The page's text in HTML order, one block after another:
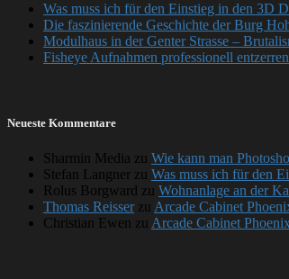
Was muss ich für den Einstieg in den 3D
Die faszinierende Geschichte der Burg
Modulhaus in der Genter Strasse –
Fisheye Aufnahmen professionell
Neueste Kommentare
Sharmin Media zu Wie kann man
Stefan Langner zu Was muss ich für den
Rolus Borgward zu Wohnanlage an der
Thomas Reisserzu Arcade Cabinet
Christian Ewen zu Arcade Cabinet